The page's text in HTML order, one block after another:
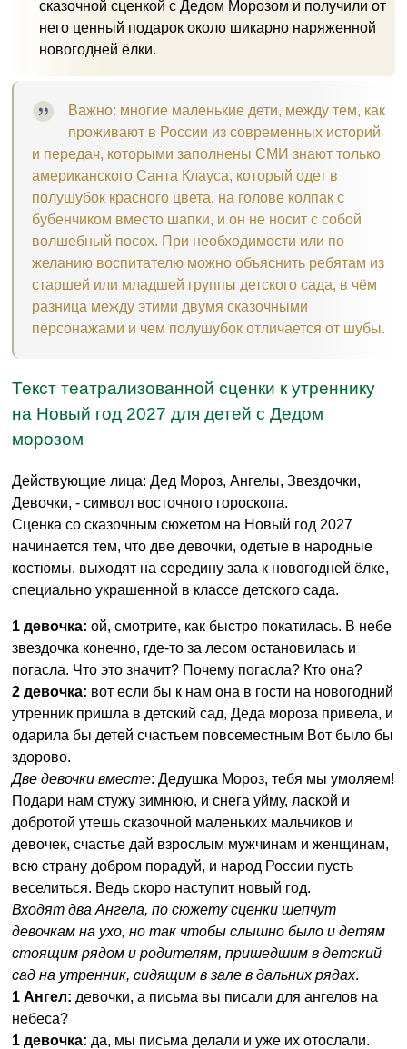
сказочной сценкой с Дедом Морозом и получили от
него ценный подарок около шикарно наряженной
новогодней ёлки.
Важно: многие маленькие дети, между тем, как
проживают в России из современных историй
и передач, которыми заполнены СМИ знают только
американского Санта Клауса, который одет в
полушубок красного цвета, на голове колпак с
бубенчиком вместо шапки, и он не носит с собой
волшебный посох. При необходимости или по
желанию воспитателю можно объяснить ребятам из
старшей или младшей группы детского сада, в чём
разница между этими двумя сказочными
персонажами и чем полушубок отличается от шубы.
Текст театрализованной сценки к утреннику
на Новый год 2027 для детей с Дедом
морозом
Действующие лица: Дед Мороз, Ангелы, Звездочки,
Девочки, - символ восточного гороскопа.
Сценка со сказочным сюжетом на Новый год 2027
начинается тем, что две девочки, одетые в народные
костюмы, выходят на середину зала к новогодней ёлке,
специально украшенной в классе детского сада.
1 девочка: ой, смотрите, как быстро покатилась. В небе
звездочка конечно, где-то за лесом остановилась и
погасла. Что это значит? Почему погасла? Кто она?
2 девочка: вот если бы к нам она в гости на новогодний
утренник пришла в детский сад, Деда мороза привела, и
одарила бы детей счастьем повсеместным Вот было бы
здорово.
Две девочки вместе: Дедушка Мороз, тебя мы умоляем!
Подари нам стужу зимнюю, и снега уйму, лаской и
добротой утешь сказочной маленьких мальчиков и
девочек, счастье дай взрослым мужчинам и женщинам,
всю страну добром порадуй, и народ России пусть
веселиться. Ведь скоро наступит новый год.
Входят два Ангела, по сюжету сценки шепчут
девочкам на ухо, но так чтобы слышно было и детям
стоящим рядом и родителям, пришедшим в детский
сад на утренник, сидящим в зале в дальних рядах.
1 Ангел: девочки, а письма вы писали для ангелов на
небеса?
1 девочка: да, мы письма делали и уже их отослали.